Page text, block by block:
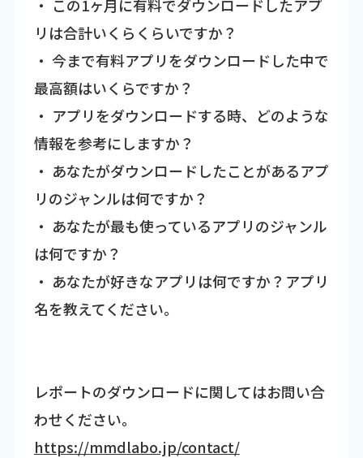
・ この1ヶ月に有料でダウンロードしたアプ
リは合計いくらくらいですか？
・ 今まで有料アプリをダウンロードした中で
最高額はいくらですか？
・ アプリをダウンロードする時、どのような
情報を参考にしますか？
・ あなたがダウンロードしたことがあるアプ
リのジャンルは何ですか？
・ あなたが最も使っているアプリのジャンル
は何ですか？
・ あなたが好きなアプリは何ですか？アプリ
名を教えてください。
レポートのダウンロードに関してはお問い合
わせください。
https://mmdlabo.jp/contact/